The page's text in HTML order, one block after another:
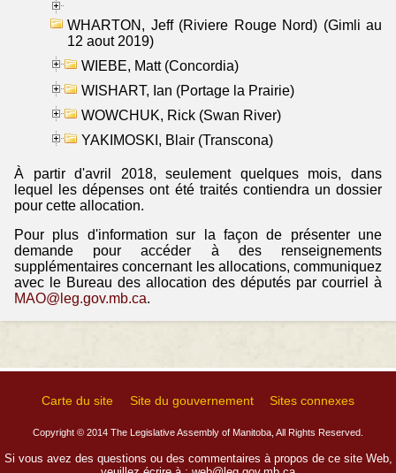
WHARTON, Jeff (Riviere Rouge Nord) (Gimli au
12 aout 2019)
WIEBE, Matt (Concordia)
WISHART, Ian (Portage la Prairie)
WOWCHUK, Rick (Swan River)
YAKIMOSKI, Blair (Transcona)
À partir d'avril 2018, seulement quelques mois, dans
lequel les dépenses ont été traités contiendra un dossier
pour cette allocation.
Pour plus d'information sur la façon de présenter une
demande pour accéder à des renseignements
supplémentaires concernant les allocations, communiquez
avec le Bureau des allocation des députés par courriel à
MAO@leg.gov.mb.ca.
Carte du site Site du gouvernement Sites connexes
Copyright © 2014 The Legislative Assembly of Manitoba, All Rights Reserved.
Si vous avez des questions ou des commentaires à propos de ce site Web,